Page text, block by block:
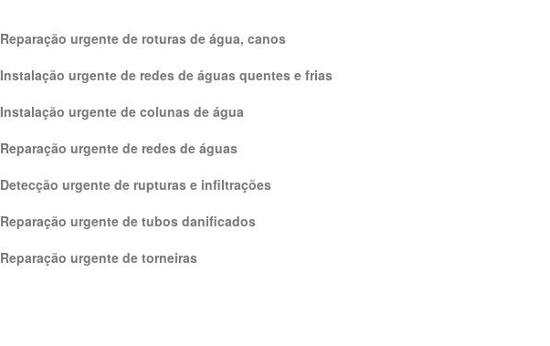
Reparação urgente de roturas de água, canos
Instalação urgente de redes de águas quentes e frias
Instalação urgente de colunas de água
Reparação urgente de redes de águas
Detecção urgente de rupturas e infiltrações
Reparação urgente de tubos danificados
Reparação urgente de torneiras